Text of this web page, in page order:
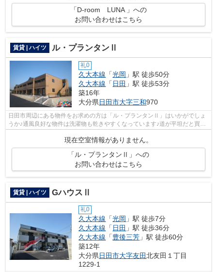
「D-room LUNA 」への
お問い合わせはこちら
賃貸 | ハイツ ル・プランタンⅡ
礼0
久大本線 「光岡 」駅 徒歩50分
久大本線 「 日田 」駅 徒歩53分
築16年
大分県日田市大字三和970
日田市周辺にある物件をお求めの方は「ル・プランタンⅡ」はいかがでしょ
うか♪通風良好な物件は洗濯物も乾きやすくなっています♪道が平坦だと買い
現在空室情報がありません。
「ル・プランタンⅡ」への
お問い合わせはこちら
賃貸 | ハイツ GハウスⅡ
礼0
久大本線 「光岡 」駅 徒歩7分
久大本線 「 日田 」駅 徒歩36分
久大本線 「豊後三芳 」駅 徒歩60分
築12年
大分県日田市大字友田北友田１丁目
1229-1